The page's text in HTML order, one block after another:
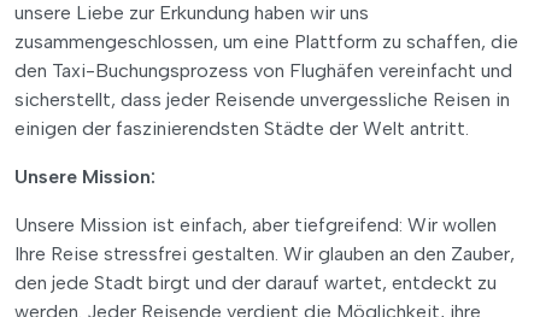
unsere Liebe zur Erkundung haben wir uns
zusammengeschlossen, um eine Plattform zu schaffen, die
den Taxi-Buchungsprozess von Flughäfen vereinfacht und
sicherstellt, dass jeder Reisende unvergessliche Reisen in
einigen der faszinierendsten Städte der Welt antritt.
Unsere Mission:
Unsere Mission ist einfach, aber tiefgreifend: Wir wollen
Ihre Reise stressfrei gestalten. Wir glauben an den Zauber,
den jede Stadt birgt und der darauf wartet, entdeckt zu
werden. Jeder Reisende verdient die Möglichkeit, ihre